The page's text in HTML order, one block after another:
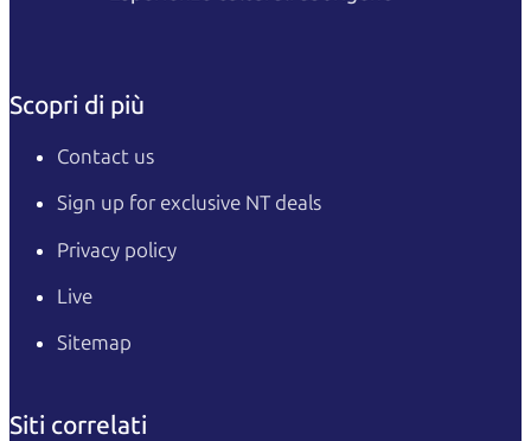
Scopri di più
Contact us
Sign up for exclusive NT deals
Privacy policy
Live
Sitemap
Siti correlati